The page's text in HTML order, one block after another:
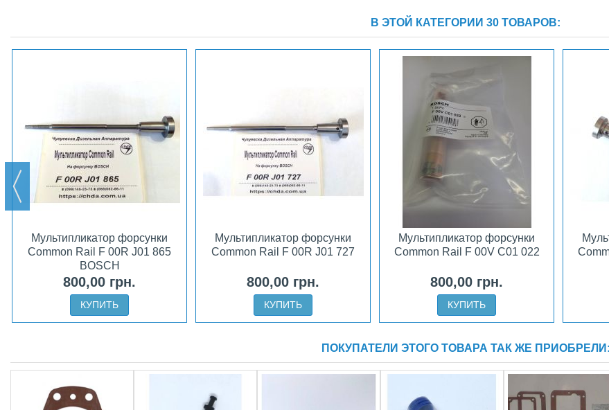
В ЭТОЙ КАТЕГОРИИ 30 ТОВАРОВ:
Мультипликатор форсунки
Common Rail F 00R J01 865
BOSCH
800,00 грн.
КУПИТЬ
Мультипликатор форсунки
Common Rail F 00R J01 727
800,00 грн.
КУПИТЬ
Мультипликатор форсунки
Common Rail F 00V C01 022
800,00 грн.
КУПИТЬ
ПОКУПАТЕЛИ ЭТОГО ТОВАРА ТАК ЖЕ ПРИОБРЕЛИ: